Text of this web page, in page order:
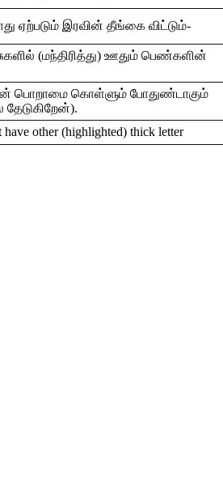
ஏற்படும் இரவின் தீங்கை விட்டும்-
(மந்திரித்து) ஊதும் பெண்களின்
பொறாமை கொள்ளும் போதுண்டாகும்
other (highlighted) thick letter